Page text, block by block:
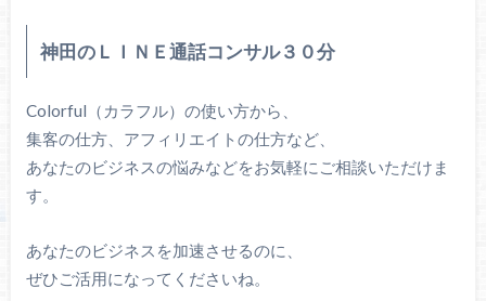
神田のＬＩＮＥ通話コンサル３０分
Colorful（カラフル）の使い方から、
集客の仕方、アフィリエイトの仕方など、
あなたのビジネスの悩みなどをお気軽にご相談いただけま
す。
あなたのビジネスを加速させるのに、
ぜひご活用になってくださいね。